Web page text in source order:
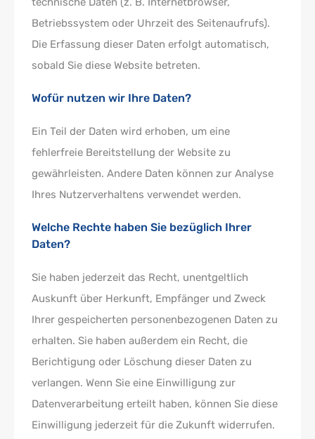
Betriebssystem oder Uhrzeit des Seitenaufrufs).
Die Erfassung dieser Daten erfolgt automatisch,
sobald Sie diese Website betreten.
Wofür nutzen wir Ihre Daten?
Ein Teil der Daten wird erhoben, um eine
fehlerfreie Bereitstellung der Website zu
gewährleisten. Andere Daten können zur Analyse
Ihres Nutzerverhaltens verwendet werden.
Welche Rechte haben Sie bezüglich Ihrer
Daten?
Sie haben jederzeit das Recht, unentgeltlich
Auskunft über Herkunft, Empfänger und Zweck
Ihrer gespeicherten personenbezogenen Daten zu
erhalten. Sie haben außerdem ein Recht, die
Berichtigung oder Löschung dieser Daten zu
verlangen. Wenn Sie eine Einwilligung zur
Datenverarbeitung erteilt haben, können Sie diese
Einwilligung jederzeit für die Zukunft widerrufen.